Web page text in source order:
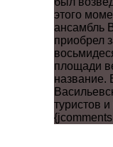
этого
ансамбль
приобрел
площади
название.
туристов